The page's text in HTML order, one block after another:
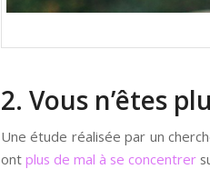
2. Vous n’êtes
Une étude réalisée par un
ont plus de mal à se concentrer